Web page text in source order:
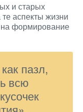
и старых
аспекты жизни
на формирование
пазл,
всю